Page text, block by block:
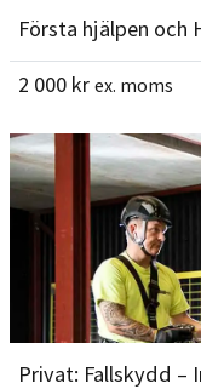
Första hjälpen och
2 000 kr ex. moms
Privat: Fallskydd –